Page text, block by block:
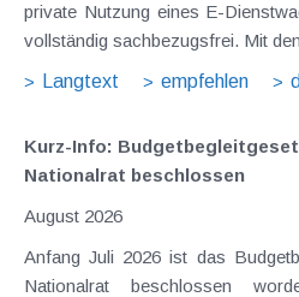
private Nutzung eines E-
vollständig sachbezugsfrei. Mit
Langtext
empfehlen
Kurz-Info:
Nationalrat beschlossen
August 2026
Anfang Juli 2026 ist das
Nationalrat beschlossen